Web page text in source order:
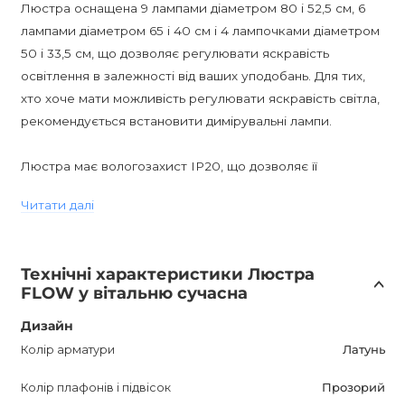
Люстра оснащена 9 лампами діаметром 80 і 52,5 см, 6
лампами діаметром 65 і 40 см і 4 лампочками діаметром
50 і 33,5 см, що дозволяє регулювати яскравість
освітлення в залежності від ваших уподобань. Для тих,
хто хоче мати можливість регулювати яскравість світла,
рекомендується встановити димірувальні лампи.
Люстра має вологозахист IP20, що дозволяє її
водою. Вона оснащена цоколем E14, що забезпечує
FLOW Дизайнерська люстра - це не тільки
функціональний предмет освітлення, але й стильний
акцент у вашому інтер'єрі. Її постмодернний дизайн
привертає увагу і створює неповторну атмосферу.
елегантність.
Читати далі
Технічні характеристики Люстра
FLOW у вітальню сучасна
Дизайн
Колір арматури Латунь
Колір плафонів і підвісок Прозорий